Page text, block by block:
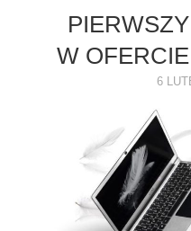
DRUKARKI
INTERNET
W
6